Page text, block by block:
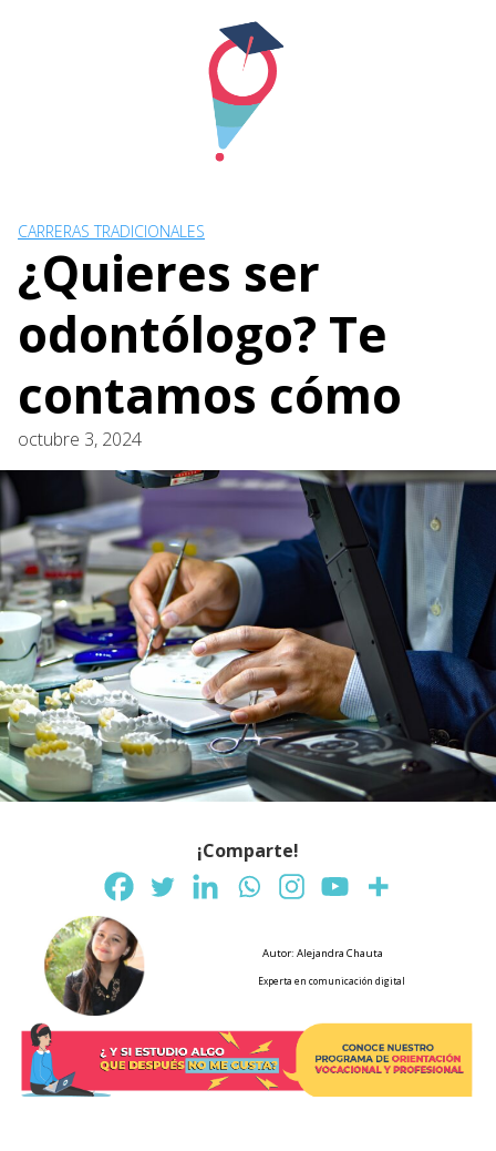
CARRERAS TRADICIONALES
¿Quieres ser
odontólogo? Te
contamos cómo
octubre 3, 2024
¡Comparte!
Autor: Alejandra Chauta
Experta en comunicación digital